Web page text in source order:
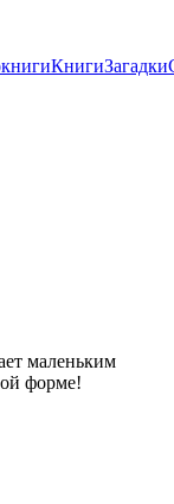
КнигиЗагадки
маленьким
форме!